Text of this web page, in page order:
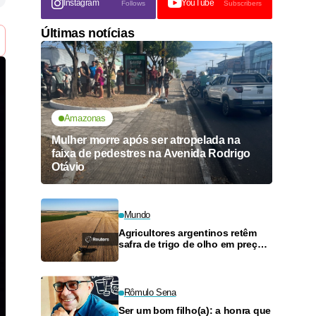
Instagram Follows YouTube Subscribers
Últimas notícias
Amazonas
Mulher morre após ser atropelada na
faixa de pedestres na Avenida Rodrigo
Otávio
Mundo
Agricultores argentinos retêm
safra de trigo de olho em preços
Rômulo Sena
Ser um bom filho(a): a honra que